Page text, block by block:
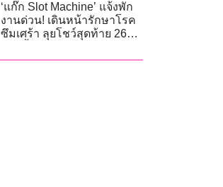
‘แก๊ก Slot Machine’ แจ้งพัก
งานด่วน! เดินหน้ารักษาโรค
ซึมเศร้า ลุยโชว์สุดท้าย 26